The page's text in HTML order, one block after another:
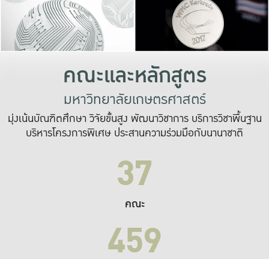
เปลี่ยนแปลง แล
เพื่อทำง
ระบบสารสนเทศ
คณะและหลักสูตร
มหาวิทยาลัยเกษตรศาสตร์
มุ่งเน้นบัณฑิตศึกษา วิจัยขั้นสูง พัฒนาวิชาการ บริการวิชาพื้นฐาน
บริหารโครงการพิเศษ ประสานความร่วมมือกับนานาชาติ
37
คณะ
459